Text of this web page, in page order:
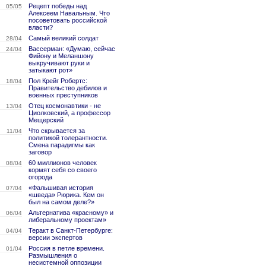
05/05
Рецепт победы над
Алексеем Навальным. Что
посоветовать российской
власти?
28/04 Самый великий солдат
24/04
Вассерман: «Думаю, сейчас
Фийону и Меланшону
выкручивают руки и
затыкают рот»
18/04
Пол Крейг Робертс:
Правительство дебилов и
военных преступников
13/04
Отец космонавтики - не
Циолковский, а профессор
Мещерский
11/04
Что скрывается за
политикой толерантности.
Смена парадигмы как
заговор
08/04
60 миллионов человек
кормят себя со своего
огорода
07/04
«Фальшивая история
«шведа» Рюрика. Кем он
был на самом деле?»
06/04
Альтернатива «красному» и
либеральному проектам»
04/04
Теракт в Санкт-Петербурге:
версии экспертов
01/04
Россия в петле времени.
Размышления о
несистемной оппозиции